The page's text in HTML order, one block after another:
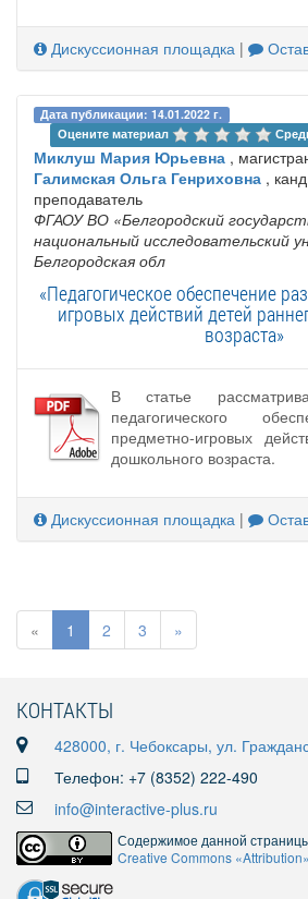
Дискуссионная площадка |
Дата публикации: 14.01.2022 г.
Оцените материал
Миклуш Мария Юрьевна ,
Галимская Ольга Генриховна ,
преподаватель
ФГАОУ ВО «Белгородский
национальный исследовательский
Белгородская обл
«Педагогическое обеспечение
игровых действий детей
возраста»
В статье
педагогического
предметно-игровых
дошкольного возраста.
Дискуссионная площадка |
« 1 2 3 »
КОНТАКТЫ
428000, г. Чебоксары, ул.
Телефон: +7 (8352) 222-490
info@interactive-plus.ru
Содержимое данной
Creative Commons